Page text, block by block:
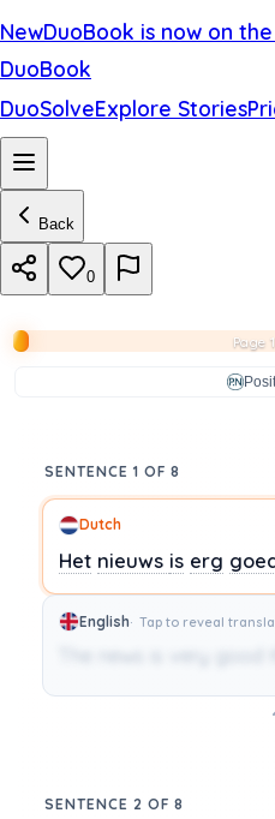
NewDuoBook is now on
DuoBook
DuoSolveExplore Stories
Back
0
Page
SENTENCE 1 OF 8
Dutch
Het nieuws is erg
English Tap to reveal
SENTENCE 2 OF 8